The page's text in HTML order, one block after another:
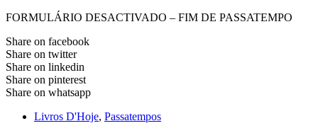
FORMULÁRIO DESACTIVADO – FIM DE PASSATEMPO
Share on facebook
Share on twitter
Share on linkedin
Share on pinterest
Share on whatsapp
Livros D'Hoje, Passatempos